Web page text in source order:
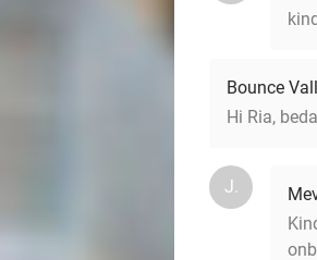
Bounce
Hi Ria,
J.